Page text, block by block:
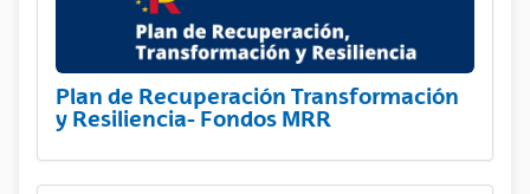
Plan de Recuperación Transformación
y Resiliencia- Fondos MRR